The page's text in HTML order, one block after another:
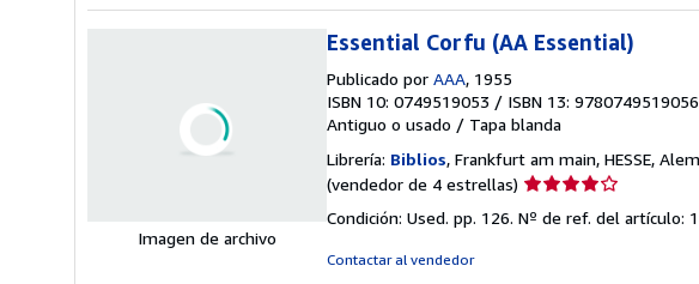
Imagen de archivo
Essential Corfu (AA Essential)
Publicado por AAA, 1955
ISBN 10: 0749519053 / ISBN 13: 9780749519056
Antiguo o usado / Tapa blanda
Librería: Biblios, Frankfurt am main, HESSE,
(vendedor de 4 estrellas) Calificación
vendedor:
Condición: Used. pp. 126. Nº de ref. del artículo:
Contactar al vendedor